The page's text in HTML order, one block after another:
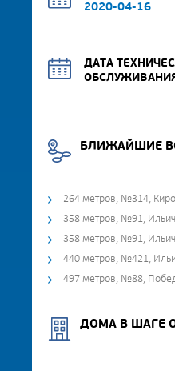
2020-04-16
ДАТА
БЛИЖАЙШИЕ
264 метров, №314,
358 метров, №91,
358 метров, №91,
440 метров, №421,
497 метров, №88,
ДОМА В ШАГЕ